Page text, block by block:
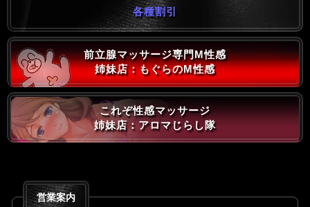
各種割引
前立腺マッサージ専門M性感
姉妹店：もぐらのM性感
これぞ性感マッサージ
姉妹店：アロマじらし隊
営業案内